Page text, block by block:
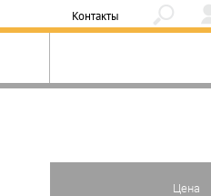
Контакты
Цена